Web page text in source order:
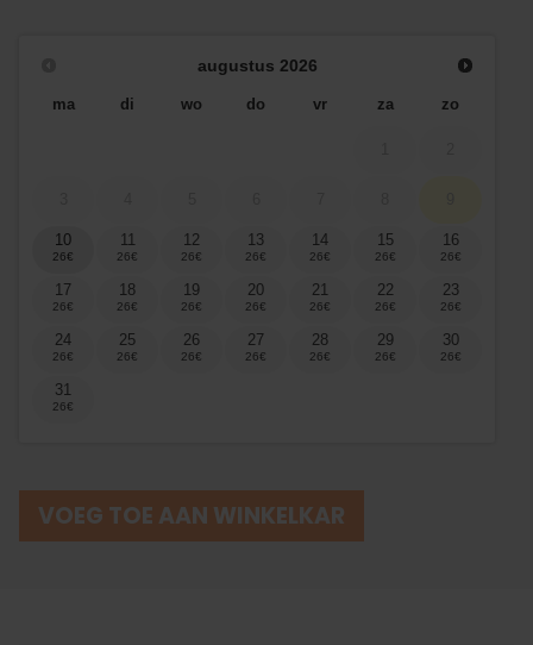
augustus 2026
ma di wo do vr za zo
10 11 12 13 14 15 16
17 18 19 20 21 22 23
24 25 26 27 28 29 30
31
VOEG TOE AAN WINKELKAR